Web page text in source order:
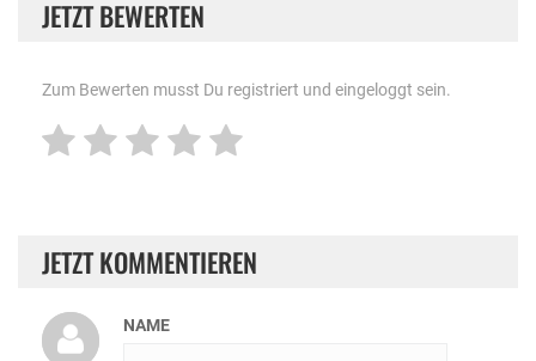
JETZT BEWERTEN
Zum Bewerten musst Du registriert und eingeloggt sein.
JETZT KOMMENTIEREN
NAME